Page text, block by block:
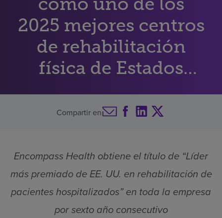
Acerca de nosotros
Inversores
2025 mejores centros
de rehabilitación
física de Estados
Unidos
Compartir en
Encompass Health obtiene el título de “Líder
más premiado de EE. UU. en rehabilitación de
pacientes hospitalizados” en toda la empresa
por sexto año consecutivo